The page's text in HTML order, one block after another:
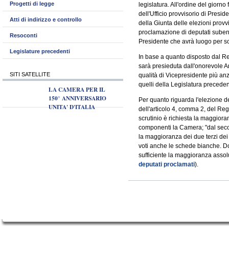
legislatura. All'ordine del giorno
dell'Ufficio provvisorio di
della Giunta delle elezioni
proclamazione di deputati
Presidente che avrà luogo per
In base a quanto disposto dal
sarà presieduta dall'onorevole
qualità di Vicepresidente più
quelli della Legislatura
Per quanto riguarda l'elezione
dell'articolo 4, comma 2, del
scrutinio è richiesta la
componenti la Camera; "dal
la maggioranza dei due terzi
voti anche le schede bianche.
sufficiente la maggioranza
deputati proclamati).
Progetti di legge
Atti di indirizzo e controllo
Resoconti
Legislature precedenti
SITI SATELLITE
LA CAMERA PER IL
150° ANNIVERSARIO
UNITA' D'ITALIA